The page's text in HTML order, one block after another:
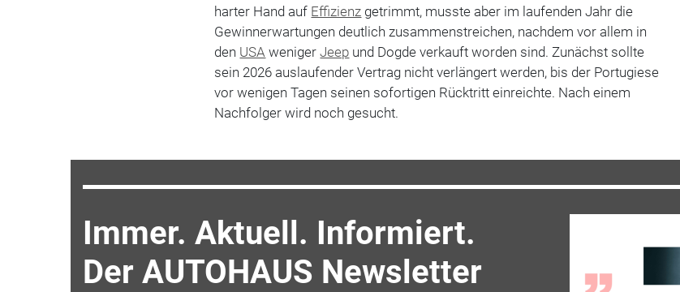
harter Hand auf Effizienz getrimmt, musste aber im laufenden Jahr die
Gewinnerwartungen deutlich zusammenstreichen, nachdem vor allem in
den USA wenigerJeep und Dogde verkauft worden sind. Zunächst sollte
sein 2026 auslaufender Vertrag nicht verlängert werden, bis der Portugiese
vor wenigen Tagen seinen sofortigen Rücktritt einreichte. Nach einem
Nachfolger wird noch gesucht.
Immer. Aktuell. Informiert.
Der AUTOHAUS Newsletter